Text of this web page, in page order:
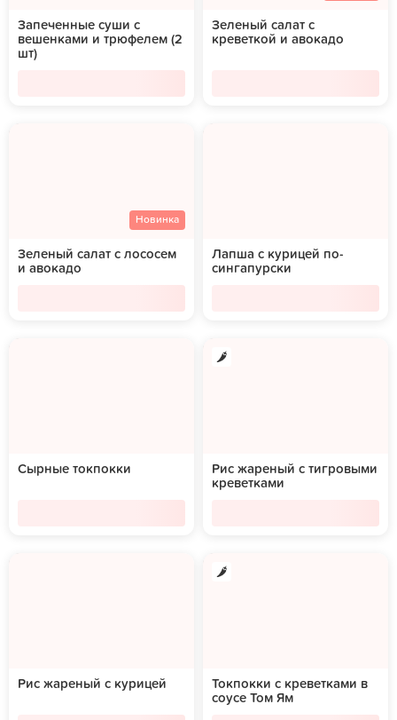
Запеченные суши с
вешенками и трюфелем (2
шт)
Зеленый салат с
креветкой и авокадо
Новинка
Зеленый салат с лососем
и авокадо
Лапша с курицей по-
сингапурски
Сырные токпокки
Рис жареный с тигровыми
креветками
Рис жареный с курицей
Токпокки с креветками в
соусе Том Ям